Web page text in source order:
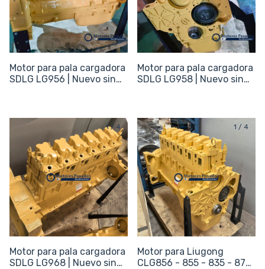
Motor para pala cargadora
SDLG LG956 | Nuevo sin
Motor para pala cargadora
SDLG LG958 | Nuevo sin
1/ 4
Motor para pala cargadora
SDLG LG968 | Nuevo sin
1 / 4
Motor para Liugong
CLG856 - 855 - 835 - 877 |